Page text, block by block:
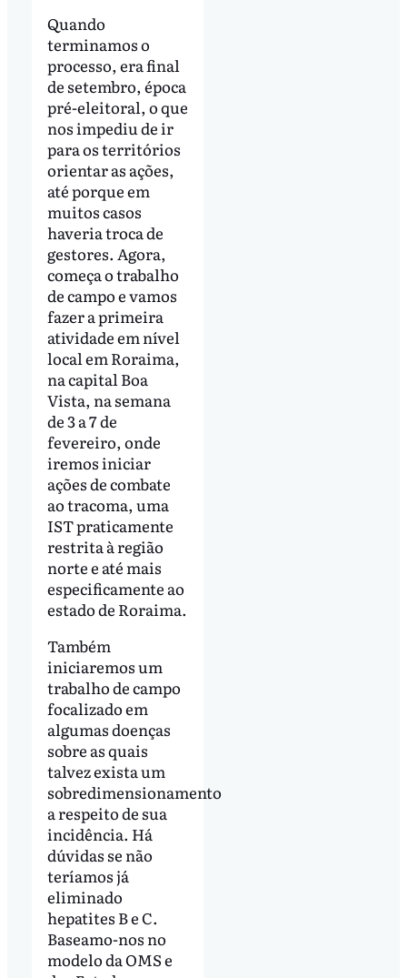
Quando
terminamos o
processo, era final
de setembro, época
pré-eleitoral, o que
nos impediu de ir
para os territórios
orientar as ações,
até porque em
muitos casos
haveria troca de
gestores. Agora,
começa o trabalho
de campo e vamos
fazer a primeira
atividade em nível
local em Roraima,
na capital Boa
Vista, na semana
de 3 a 7 de
fevereiro, onde
iremos iniciar
ações de combate
ao tracoma, uma
IST praticamente
restrita à região
norte e até mais
especificamente ao
estado de Roraima.
Também
iniciaremos um
trabalho de campo
focalizado em
algumas doenças
sobre as quais
talvez exista um
sobredimensionamento
a respeito de sua
incidência. Há
dúvidas se não
teríamos já
eliminado
hepatites B e C.
Baseamo-nos no
modelo da OMS e